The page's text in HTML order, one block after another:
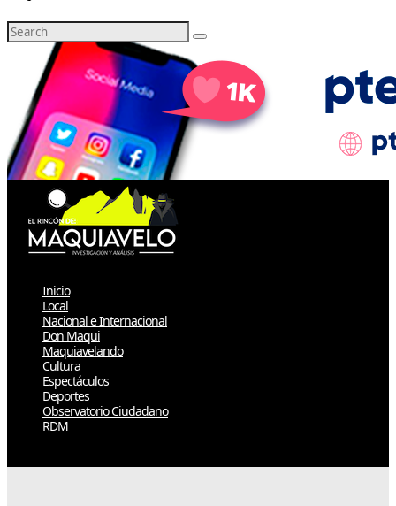
Inicio
Local
Nacional e Internacional
Don Maqui
Maquiavelando
Cultura
Espectáculos
Deportes
Observatorio Ciudadano
RDM